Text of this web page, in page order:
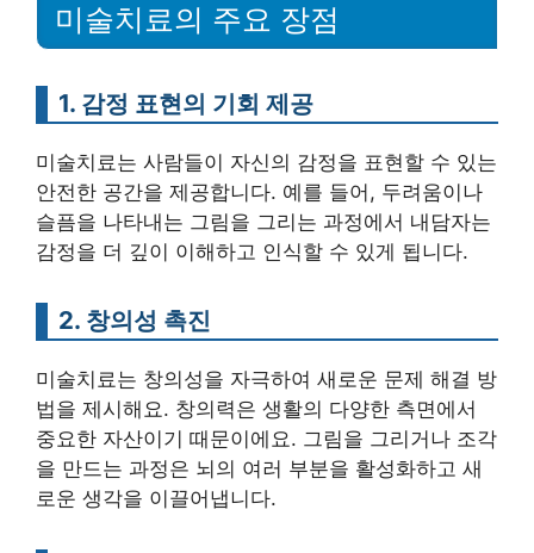
미술치료의 주요 장점
1. 감정 표현의 기회 제공
미술치료는 사람들이 자신의 감정을 표현할 수 있는
안전한 공간을 제공합니다. 예를 들어, 두려움이나
슬픔을 나타내는 그림을 그리는 과정에서 내담자는
감정을 더 깊이 이해하고 인식할 수 있게 됩니다.
2. 창의성 촉진
미술치료는 창의성을 자극하여 새로운 문제 해결 방
법을 제시해요. 창의력은 생활의 다양한 측면에서
중요한 자산이기 때문이에요. 그림을 그리거나 조각
을 만드는 과정은 뇌의 여러 부분을 활성화하고 새
로운 생각을 이끌어냅니다.